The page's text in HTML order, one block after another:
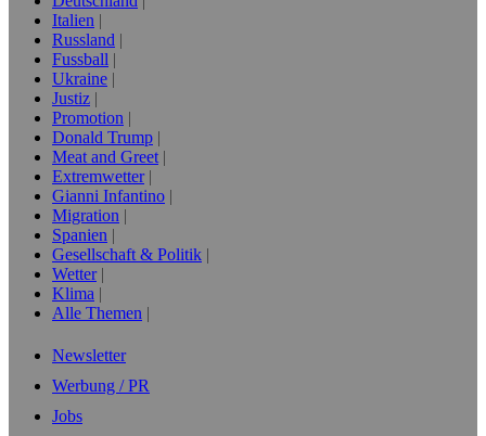
Italien
Russland
Fussball
Ukraine
Justiz
Promotion
Donald Trump
Meat and Greet
Extremwetter
Gianni Infantino
Migration
Spanien
Gesellschaft & Politik
Wetter
Klima
Alle Themen
Newsletter
Werbung / PR
Jobs